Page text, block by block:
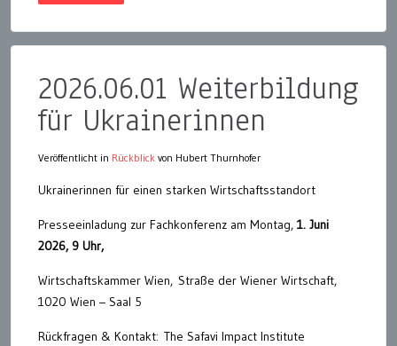
2026.06.01 Weiterbildung
für Ukrainerinnen
Veröffentlicht in Rückblick von Hubert Thurnhofer
Ukrainerinnen für einen starken Wirtschaftsstandort
Presseeinladung zur Fachkonferenz am Montag, 1. Juni
2026, 9 Uhr,
Wirtschaftskammer Wien, Straße der Wiener Wirtschaft,
1020 Wien – Saal 5
Rückfragen & Kontakt: The Safavi Impact Institute